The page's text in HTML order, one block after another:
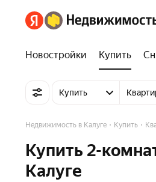
Новостройки Купить
Купить
Недвижимость в Калуге Купить
Купить 2-
Калуге